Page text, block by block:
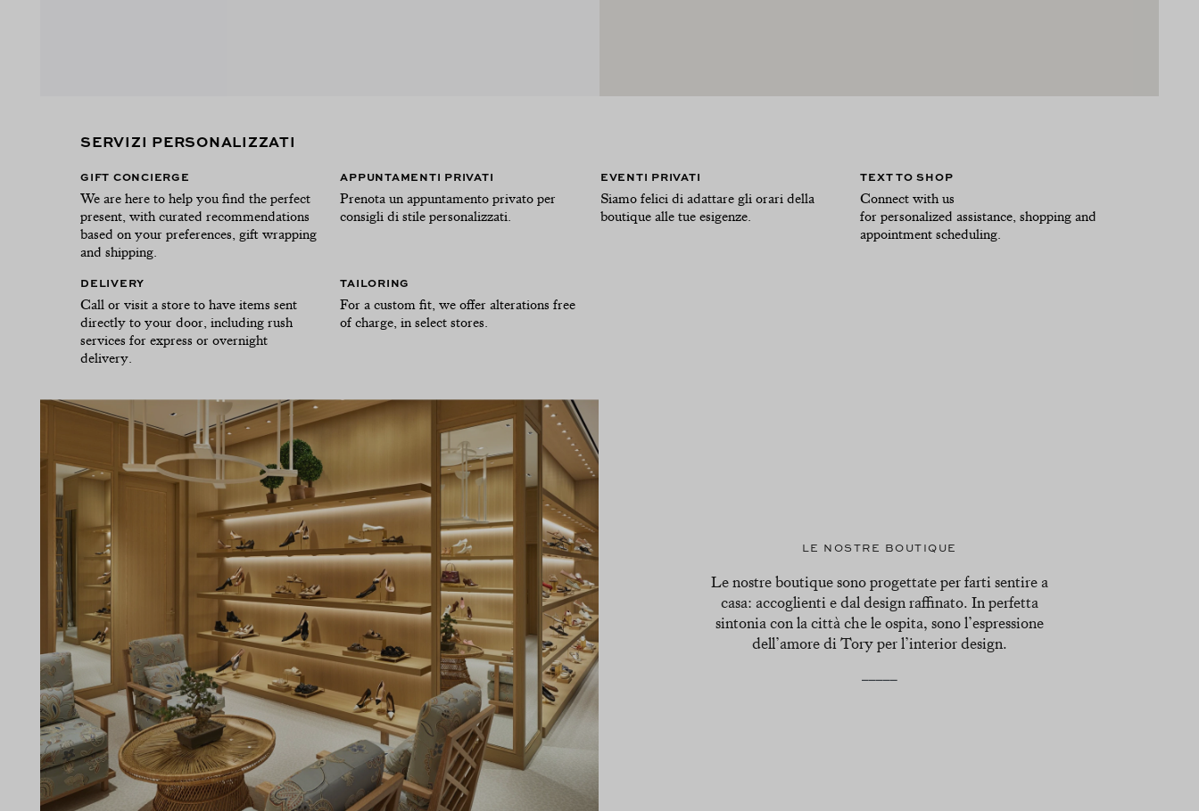
SERVIZI PERSONALIZZATI
GIFT CONCIERGE
We are here to help you find the perfect
present, with curated recommendations
based on your preferences, gift wrapping
and shipping.
APPUNTAMENTI PRIVATI
Prenota un appuntamento privato per
consigli di stile personalizzati.
EVENTI PRIVATI
Siamo felici di adattare gli orari della
boutique alle tue esigenze.
TEXT TO SHOP
Connect with us
for personalized assistance, shopping and
appointment scheduling.
DELIVERY
Call or visit a store to have items sent
directly to your door, including rush
services for express or overnight
delivery.
TAILORING
For a custom fit, we offer alterations free
of charge, in select stores.
LE NOSTRE BOUTIQUE
Le nostre boutique sono progettate per farti sentire a
casa: accoglienti e dal design raffinato. In perfetta
sintonia con la città che le ospita, sono l’espressione
dell’amore di Tory per l’interior design.